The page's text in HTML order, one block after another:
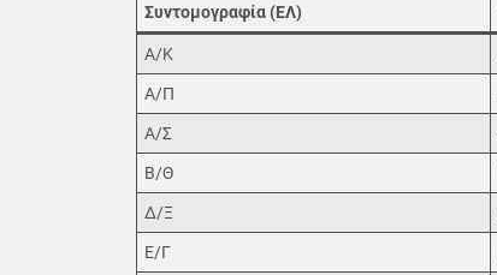
Συντομογραφία (ΕΛ)
Α/Κ
Α/Π
Α/Σ
Β/Θ
Δ/Ξ
Ε/Γ